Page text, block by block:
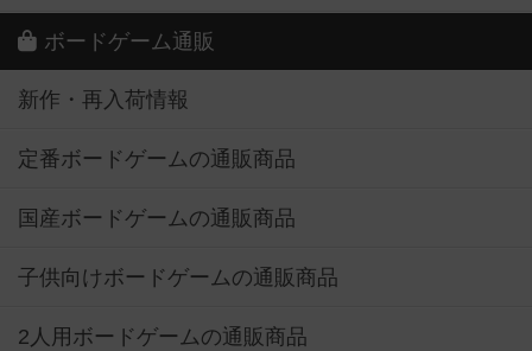
ボードゲーム通販
新作・再入荷情報
定番ボードゲームの通販商品
国産ボードゲームの通販商品
子供向けボードゲームの通販商品
2人用ボードゲームの通販商品